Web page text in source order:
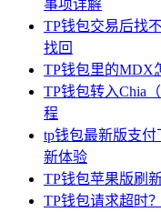
事项详解
TP钱包交易后找
找回
TP钱包里的MDX
TP钱包转入Chia
程
tp钱包最新版支
新体验
TP钱包苹果版刷
TP钱包请求超时